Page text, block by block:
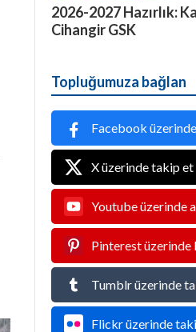
2026-2027 Hazırlık:
Cihangir GSK
Topluğumuza bağlan
Facebook
X üzerinde takip et
Youtube üzerinde
Pinterest üzerinde
Tumblr üzerinde
Flickr üzerinde